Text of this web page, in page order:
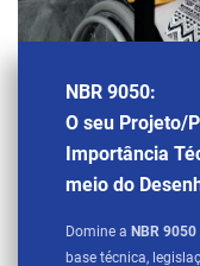
NBR 9050:
O seu Projeto/
Importância
meio do
Domine a NBR 9050
base técnica,